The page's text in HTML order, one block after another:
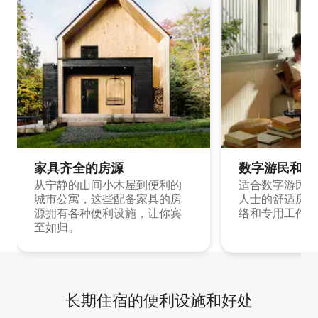
家具齐全的房源
从宁静的山间小木屋到便利的
城市公寓，这些配备家具的房
源拥有各种便利设施，让你宾
至如归。
数字游民和
适合数字游民
人士的舒适房
络和专用工作
长期住宿的便利设施和好处